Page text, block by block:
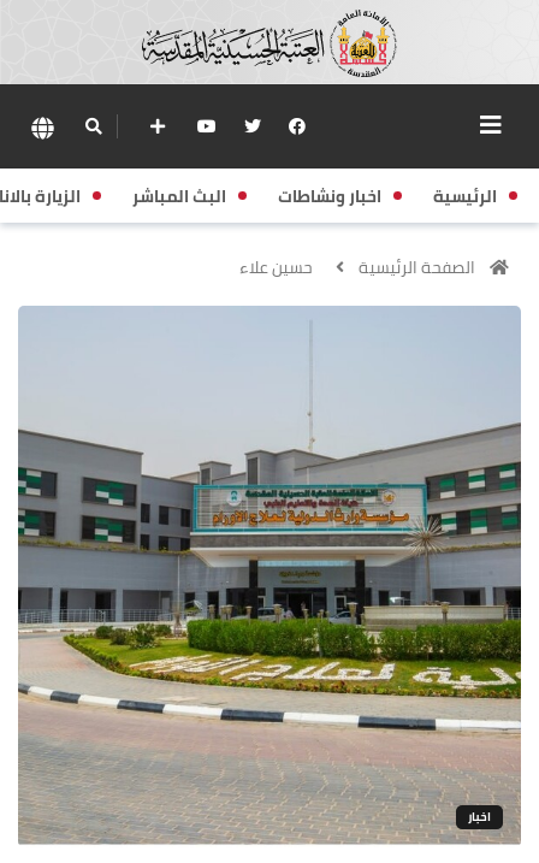
الرئيسية اخبار ونشاطات البث المباشر الزيارة
الصفحة الرئيسية حسين علاء
اخبار